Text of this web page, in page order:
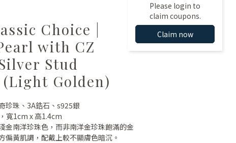
Please login to
claim coupons.
Claim now
Choice |
with CZ
Stud
Golden)
珍珠、3A鋯石、s925銀
寬1cm x 高1.4cm
金南洋珍珠色，而非南洋金珍珠飽滿的金
偏黃肌調，配戴上較不顯膚色暗沉。